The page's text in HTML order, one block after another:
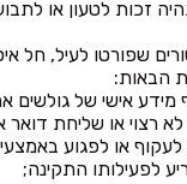
זכות לטעון או
שפורטו לעיל, חל
הבאות:
מידע אישי של גולשים
רצוי או שליחת דואר
לעקוף או לפגוע
לפעילותו התקינה;